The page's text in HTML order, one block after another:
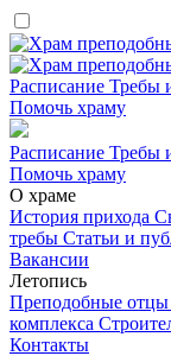
Расписание Требы
Помочь храму
Расписание Требы
Помочь храму
О храме
История прихода
требы Статьи и
Вакансии
Летопись
Преподобные
комплекса
Контакты